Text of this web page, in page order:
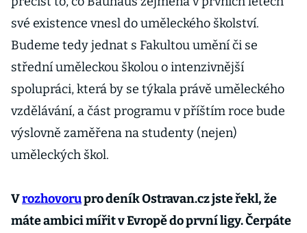
své existence vnesl do uměleckého školství.
Budeme tedy jednat s Fakultou umění či se
střední uměleckou školou o intenzivnější
spolupráci, která by se týkala právě uměleckého
vzdělávání, a část programu v příštím roce bude
výslovně zaměřena na studenty (nejen)
uměleckých škol.
Vrozhovorupro deník Ostravan.cz jste řekl, že
máte ambici mířit v Evropě do první ligy. Čerpáte